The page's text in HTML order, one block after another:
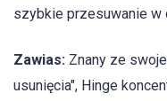
szybkie przesuwanie w
Zawias: Znany ze
usunięcia", Hinge